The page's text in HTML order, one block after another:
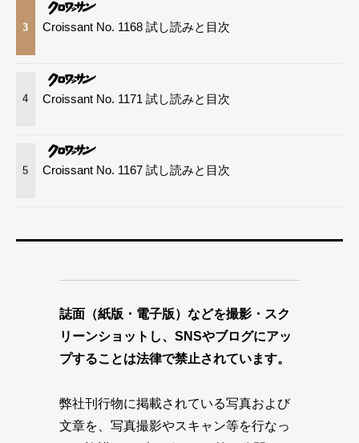
3 Croissant No. 1168 試し読みと目次
4 Croissant No. 1171 試し読みと目次
5 Croissant No. 1167 試し読みと目次
誌面（紙版・電子版）などを撮影・スク
リーンショットし、SNSやブログにアッ
プすることは法律で禁止されています。
弊社刊行物に掲載されている写真および
文章を、写真撮影やスキャン等を行なっ